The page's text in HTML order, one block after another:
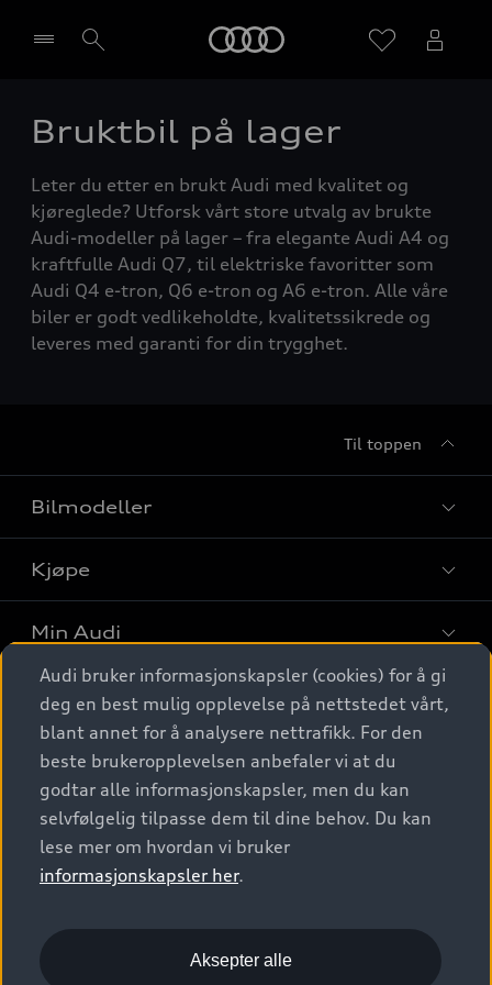
Velg forhandler
Bruktbil på lager
Leter du etter en brukt Audi med kvalitet og
kjøreglede? Utforsk vårt store utvalg av brukte
Audi-modeller på lager – fra elegante Audi A4 og
kraftfulle Audi Q7, til elektriske favoritter som
Audi Q4 e-tron, Q6 e-tron og A6 e-tron. Alle våre
biler er godt vedlikeholdte, kvalitetssikrede og
leveres med garanti for din trygghet.
Til toppen
Bilmodeller
Finn din Audi
Sammenlign bilmodeller
Elbiler
SUV
Stasjonsvogn
Sportback
S/RS
Konseptbiler og prototyper
Kjøpe
Kjøpshjelp
Biler på lager
Finn forhandler
Bestill prøvekjøring
Kontakt forhandler
Bilgarantier
Min Audi
Behold nybilfølelsen
Audi Originalt tilbehør
Verkstedtjenester
Digitale tjenester
Audi digitale tjenester
Audi connect
Functions on demand
Kom i gang med myAudi
Audi Norge
Kundeservice
Audi Driving Experience
© 2026 AUDI NORGE. All Rights Reserved.
Imprint
Audi bruker informasjonskapsler (cookies) for å gi
deg en best mulig opplevelse på nettstedet vårt,
blant annet for å analysere nettrafikk. For den
beste brukeropplevelsen anbefaler vi at du
godtar alle informasjonskapsler, men du kan
selvfølgelig tilpasse dem til dine behov. Du kan
lese mer om hvordan vi bruker
informasjonskapsler her.
Aksepter alle